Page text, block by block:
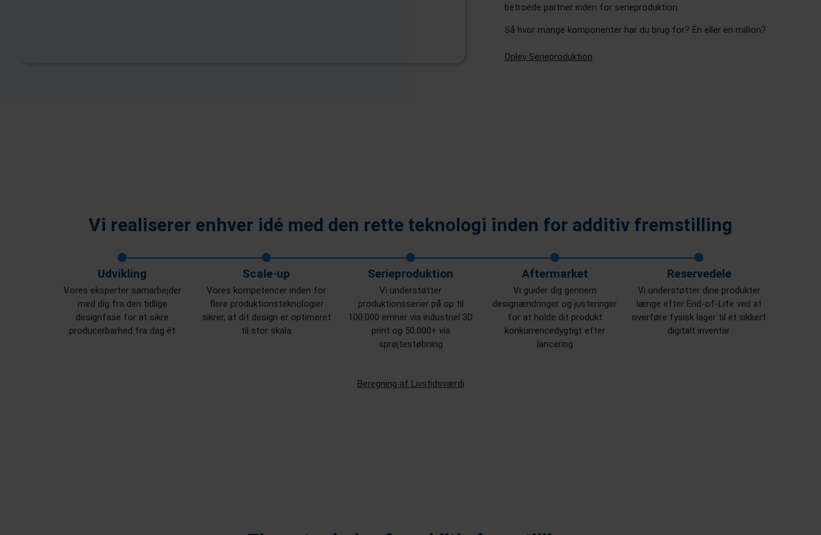
betroede partner inden for serieproduktion.
Så hvor mange komponenter har du brug for? Én eller en million?
Oplev Serieproduktion
Vi realiserer enhver idé med den rette teknologi inden for additiv fremstilling
Udvikling
Vores eksperter samarbejder
med dig fra den tidlige
designfase for at sikre
producerbarhed fra dag ét
Scale-up
Vores kompetencer inden for
flere produktionsteknologier
sikrer, at dit design er optimeret
til stor skala
Serieproduktion
Vi understøtter
produktionsserier på op til
100.000 emner via industriel 3D
print og 50.000+ via
sprøjtestøbning
Aftermarket
Vi guider dig gennem
designændringer og justeringer
for at holde dit produkt
konkurrencedygtigt efter
lancering
Reservedele
Vi understøtter dine produkter
længe efter End-of-Life ved at
overføre fysisk lager til et sikkert
digitalt inventar
Beregning af Livstidsværdi